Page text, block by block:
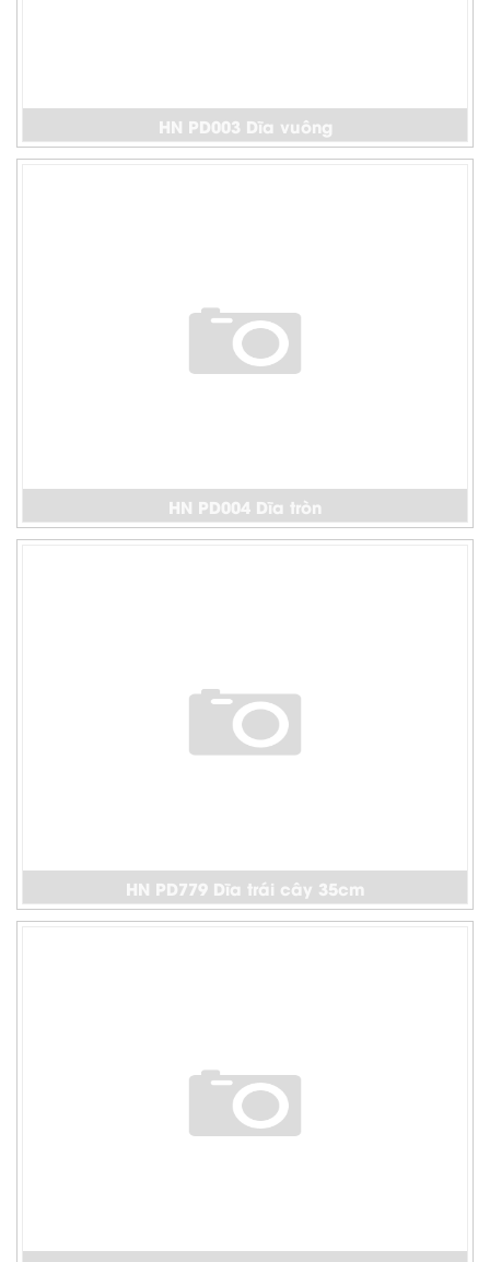
HN PD003 Dĩa vuông
HN PD004 Dĩa tròn
HN PD779 Dĩa trái cây 35cm